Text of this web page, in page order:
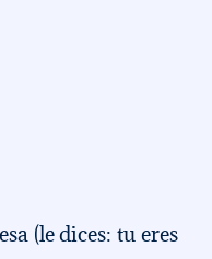
(le dices: tu eres